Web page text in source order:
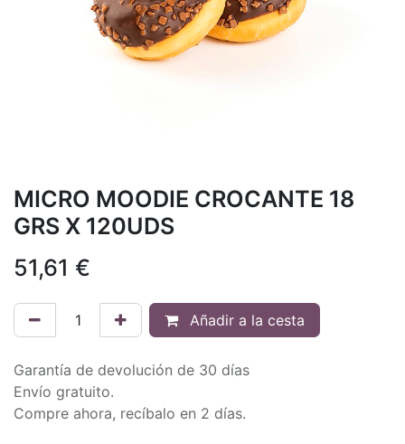
MICRO MOODIE CROCANTE 18
GRS X 120UDS
51,61 €
Añadir a la cesta
Garantía de devolución de 30 días
Envío gratuito.
Compre ahora, recíbalo en 2 días.